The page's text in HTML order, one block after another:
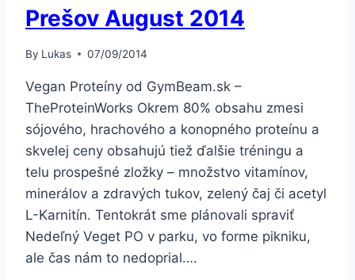
Prešov August 2014
By Lukas 07/09/2014
Vegan Proteíny od GymBeam.sk –
TheProteinWorks Okrem 80% obsahu zmesi
sójového, hrachového a konopného proteínu a
skvelej ceny obsahujú tiež ďalšie tréningu a
telu prospešné zložky – množstvo vitamínov,
minerálov a zdravých tukov, zelený čaj či acetyl
L-Karnitín. Tentokrát sme plánovali spraviť
Nedeľný Veget PO v parku, vo forme pikniku,
ale čas nám to nedoprial….